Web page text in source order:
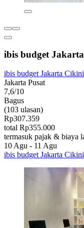
ibis budget
ibis budget Jakarta Cikini
Jakarta Pusat
7,6/10
Bagus
(103 ulasan)
Rp307.359
total Rp355.000
termasuk pajak & biaya
10 Agu - 11 Agu
ibis budget Jakarta Cikini